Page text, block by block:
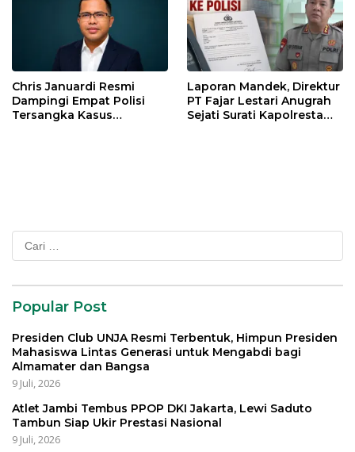
Chris Januardi Resmi
Dampingi Empat Polisi
Tersangka Kasus
Laporan Mandek, Direktur
PT Fajar Lestari Anugrah
Sejati Surati Kapolresta
Cari
untuk:
Popular Post
Presiden Club UNJA Resmi Terbentuk, Himpun Presiden
Mahasiswa Lintas Generasi untuk Mengabdi bagi
Almamater dan Bangsa
9 Juli, 2026
Atlet Jambi Tembus PPOP DKI Jakarta, Lewi Saduto
Tambun Siap Ukir Prestasi Nasional
9 Juli, 2026